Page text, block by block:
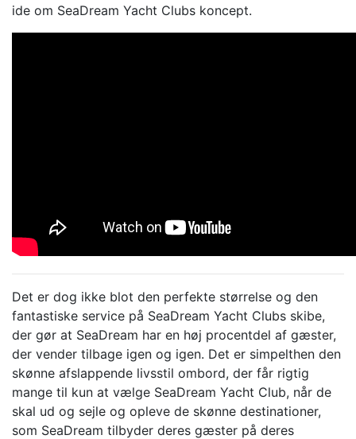
ide om SeaDream Yacht Clubs koncept.
Det er dog ikke blot den perfekte størrelse og den
fantastiske service på SeaDream Yacht Clubs skibe,
der gør at SeaDream har en høj procentdel af gæster,
der vender tilbage igen og igen. Det er simpelthen den
skønne afslappende livsstil ombord, der får rigtig
mange til kun at vælge SeaDream Yacht Club, når de
skal ud og sejle og opleve de skønne destinationer,
som SeaDream tilbyder deres gæster på deres